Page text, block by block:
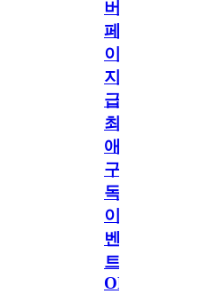
버
페
이
지
급!
최
애
구
독
이
벤
트
OPEN!